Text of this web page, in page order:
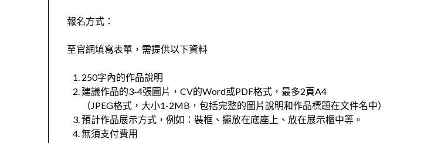
報名方式：
至官網填寫表單，需提供以下資料
250字內的作品說明
建議作品的3-4張圖片，CV的Word或PDF格式，最多2頁A4
（JPEG格式，大小1-2MB，包括完整的圖片說明和作品標題在文件名中）
預計作品展示方式，例如：裝框、擺放在底座上、放在展示櫃中等。
無須支付費用